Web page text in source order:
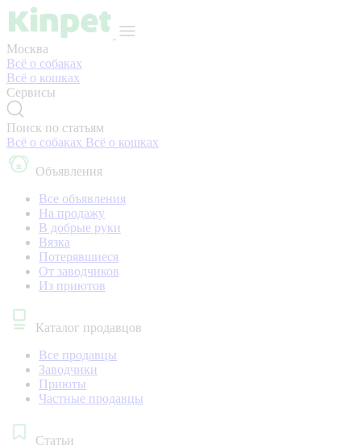
Москва
Всё о собаках
Всё о кошках
Сервисы
Поиск по статьям
Всё о собаках Всё о кошках
Объявления
Все объявления
На продажу
В добрые руки
Вязка
Потерявшиеся
От заводчиков
Из приютов
Каталог продавцов
Все продавцы
Заводчики
Приюты
Частные продавцы
Статьи